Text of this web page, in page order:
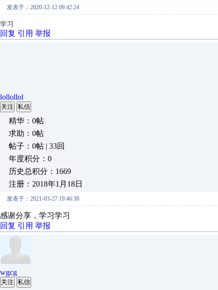
发表于：2020-12-12 09:42:24
学习
回复 引用 举报
lollollol
关注 私信
精华：0帖
求助：0帖
帖子：0帖 | 33回
年度积分：0
历史总积分：1669
注册：2018年1月18日
发表于：2021-03-27 19:46:38
感谢分享，学习学习
回复 引用 举报
wgcg
关注 私信